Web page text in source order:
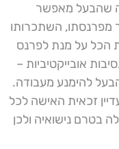
שהבעל מאפשר
מפרנסתו, השתכרותו
הכל על מנת לפרנס
אובייקטיביות –
להימנע מעבודה.
זכאית האישה לכל
בטרם נישואיה ולכן